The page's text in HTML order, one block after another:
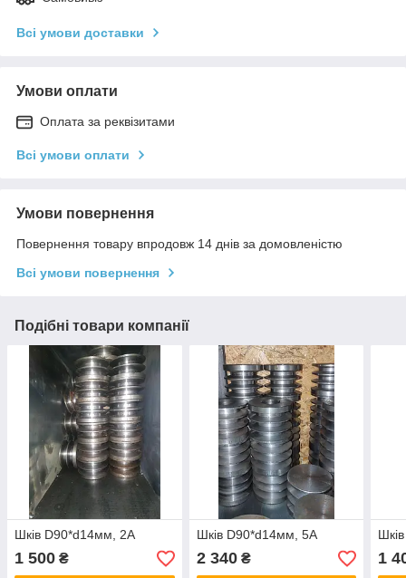
Всі умови доставки
Умови оплати
Оплата за реквізитами
Всі умови оплати
Умови повернення
Повернення товару впродовж 14 днів за домовленістю
Всі умови повернення
Подібні товари компанії
Шків D90*d14мм, 2А
1 500 ₴
Шків D90*d14мм, 5А
2 340₴ 1